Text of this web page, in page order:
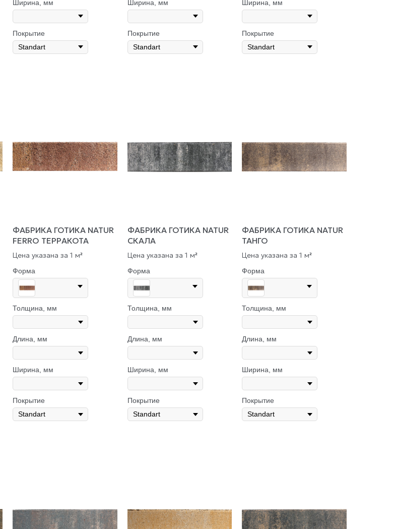
Ширина, мм
Покрытие
Ширина, мм
Покрытие
Ширина, мм
Покрытие
ФАБРИКА ГОТИКА NATUR
FERRO ТЕРРАКОТА
Цена указана за 1 м²
Форма
Толщина, мм
Длина, мм
Ширина, мм
Покрытие
ФАБРИКА ГОТИКА NATUR
СКАЛА
Цена указана за 1 м²
Форма
Толщина, мм
Длина, мм
Ширина, мм
Покрытие
ФАБРИКА ГОТИКА NATUR
ТАНГО
Цена указана за 1 м²
Форма
Толщина, мм
Длина, мм
Ширина, мм
Покрытие